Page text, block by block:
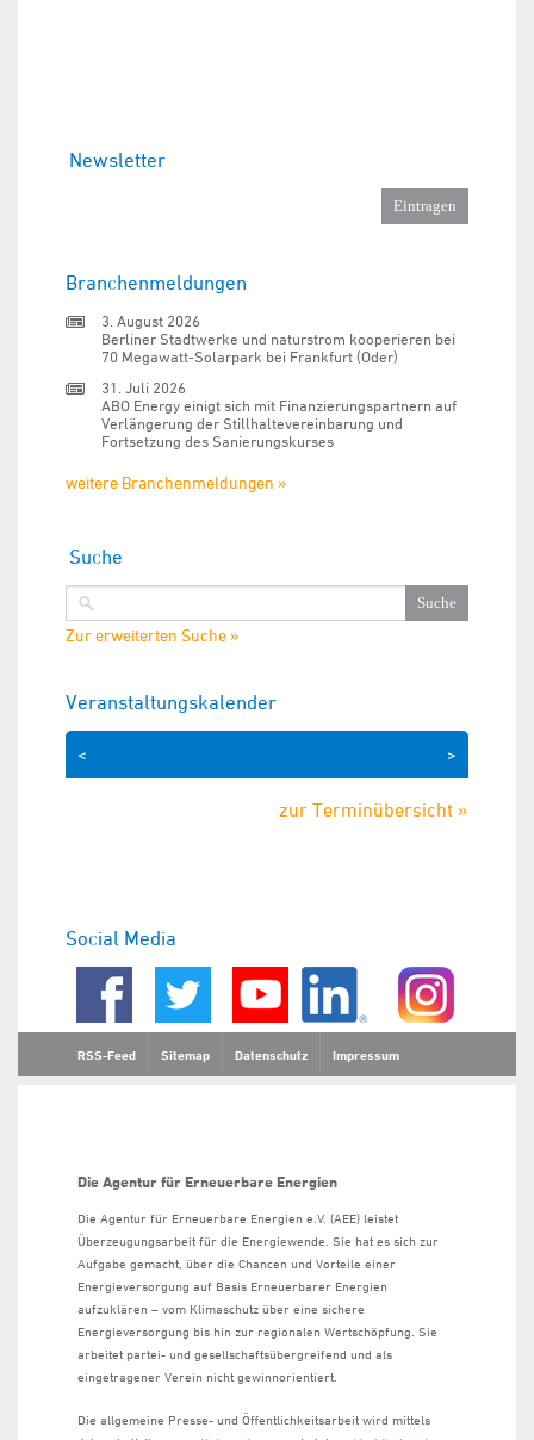
Newsletter
Branchenmeldungen
3. August 2026
Berliner Stadtwerke und naturstrom kooperieren bei
70 Megawatt-Solarpark bei Frankfurt (Oder)
31. Juli 2026
ABO Energy einigt sich mit Finanzierungspartnern auf
Verlängerung der Stillhaltevereinbarung und
Fortsetzung des Sanierungskurses
weitere Branchenmeldungen »
Suche
Zur erweiterten Suche »
Veranstaltungskalender
>
<
zur Terminübersicht »
Social Media
RSS-Feed Sitemap Datenschutz Impressum
Die Agentur für Erneuerbare Energien
Die Agentur für Erneuerbare Energien e.V. (AEE) leistet
Überzeugungsarbeit für die Energiewende. Sie hat es sich zur
Aufgabe gemacht, über die Chancen und Vorteile einer
Energieversorgung auf Basis Erneuerbarer Energien
aufzuklären – vom Klimaschutz über eine sichere
Energieversorgung bis hin zur regionalen Wertschöpfung. Sie
arbeitet partei- und gesellschaftsübergreifend und als
eingetragener Verein nicht gewinnorientiert.
Die allgemeine Presse- und Öffentlichkeitsarbeit wird mittels